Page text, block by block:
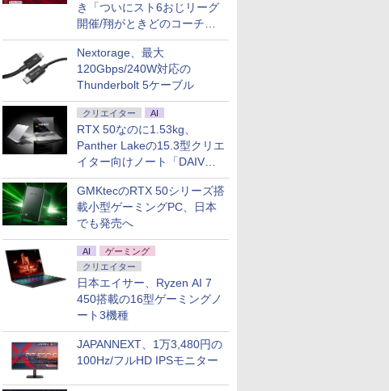
き「ついにスト6おじリーグ
開催/翔がときどのコーチ就
任など」
Nextorage、最大
120Gbps/240W対応の
Thunderbolt 5ケーブル
クリエイター AI
RTX 50なのに1.53kg、
Panther Lakeの15.3型クリエ
イター向けノート「DAIV
Z5」
GMKtecのRTX 50シリーズ搭
載小型ゲーミングPC、日本
でも発売へ
AI
ゲーミング
クリエイター
日本エイサー、Ryzen AI 7
450搭載の16型ゲーミングノ
ート3機種
JAPANNEXT、1万3,480円の
100Hz/フルHD IPSモニター